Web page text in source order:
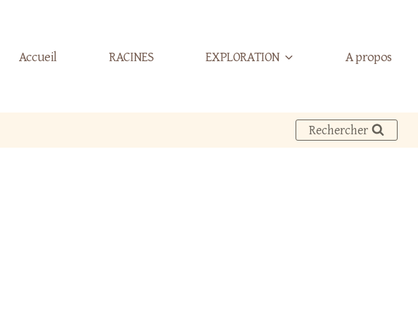
Accueil RACINES EXPLORATION A propos
Rechercher